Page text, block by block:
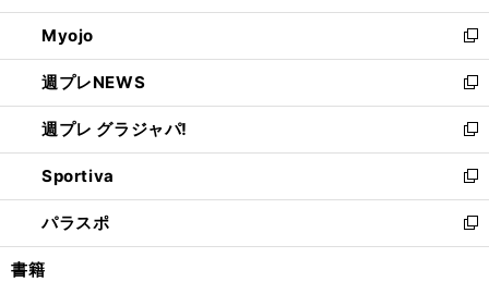
開
く
ウ
で
開
く
ン
ド
ウ
で
開
く
ウ
ィ
ン
ド
ウ
で
開
く
Myojo
新
し
い
ウ
ィ
ン
ド
ウ
で
開
週プレNEWS
新
し
い
ウ
ィ
ン
ド
ウ
週プレ グラジャパ!
新
し
い
ウ
ィ
ン
Sportiva
新
し
い
ウ
パラスポ
新
し
書籍